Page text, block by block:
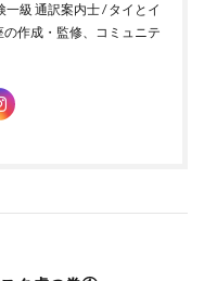
級 通訳案内士 / タイとイ
作成・監修、コミュニテ